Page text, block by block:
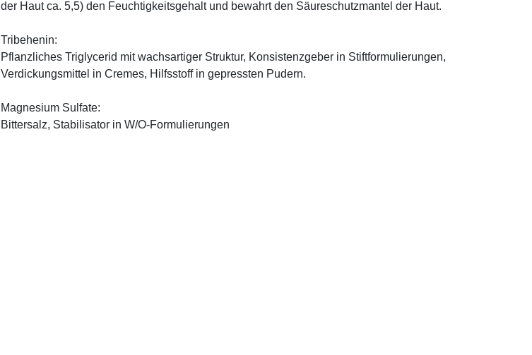
der Haut ca. 5,5) den Feuchtigkeitsgehalt und bewahrt den Säureschutzmantel der Haut.
Tribehenin:
Pflanzliches Triglycerid mit wachsartiger Struktur, Konsistenzgeber in Stiftformulierungen,
Verdickungsmittel in Cremes, Hilfsstoff in gepressten Pudern.
Magnesium Sulfate:
Bittersalz, Stabilisator in W/O-Formulierungen